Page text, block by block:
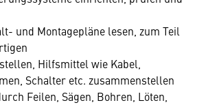
und Montagepläne lesen, zum Teil
Hilfsmittel wie Kabel,
Schalter etc. zusammenstellen
Feilen, Sägen, Bohren, Löten,